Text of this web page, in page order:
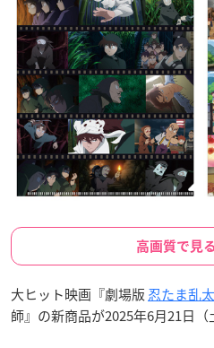
高画質で見
大ヒット映画『劇場版 忍たま乱
師』の新商品が2025年6月21日（